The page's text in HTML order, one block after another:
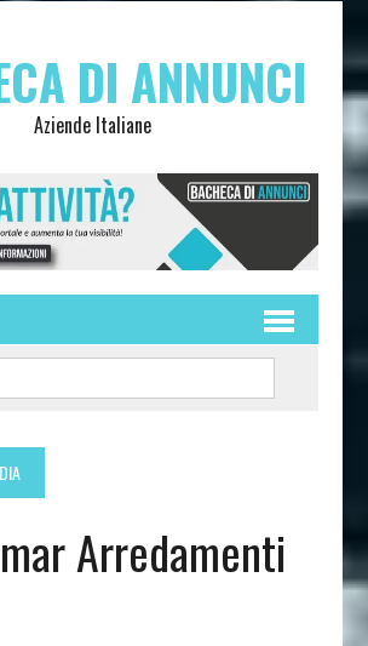
DI ANNUNCI
Aziende Italiane
Arredamenti